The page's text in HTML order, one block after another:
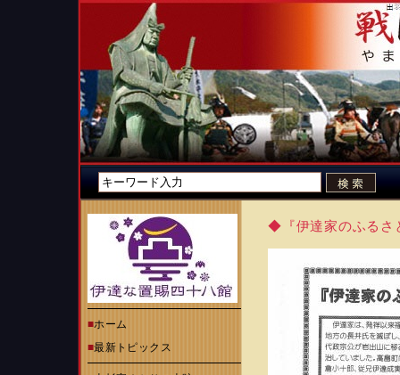
■ホーム
■最新トピックス
◆『伊達家のふるさ